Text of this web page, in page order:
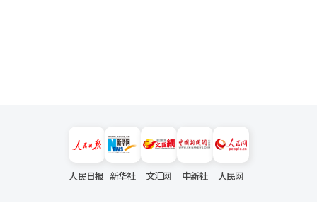
人民日报 新华社 文汇网 中新社 人民网